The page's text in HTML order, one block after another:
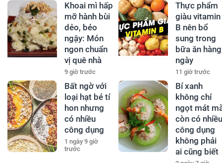
Khoai mì hấp
mỡ hành bùi
dẻo, béo
ngậy: Món
ngon chuẩn
vị quê nhà
9 giờ trước
Thực phẩm
giàu vitamin
B nên bổ
sung trong
bữa ăn hàng
ngày
11 giờ trước
Bất ngờ với
loại hạt bé tí
hon nhưng
có nhiều
công dụng
1 ngày 9 giờ
trước
Bí xanh
không chỉ
ngọt mát
còn có nhiều
công dụng
không phải
ai cũng biết